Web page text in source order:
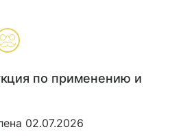
по применению и
02.07.2026